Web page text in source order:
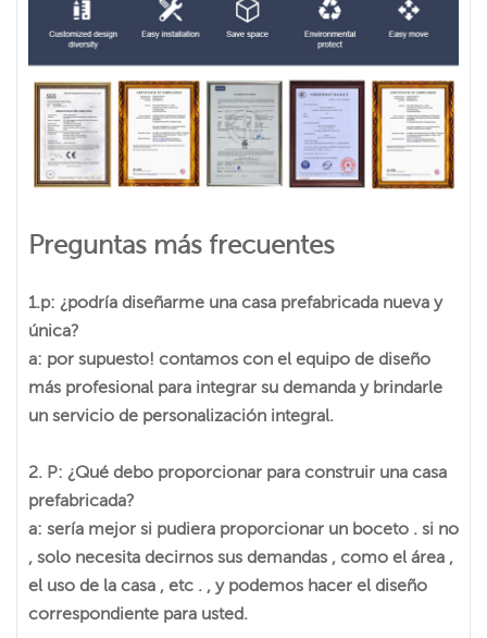
Preguntas más frecuentes
1.p: ¿podría diseñarme una casa prefabricada nueva y
única?
a: por supuesto! contamos con el equipo de diseño
más profesional para integrar su demanda y brindarle
un servicio de personalización integral.
2. P: ¿Qué debo proporcionar para construir una casa
prefabricada?
a: sería mejor si pudiera proporcionar un boceto . si no
, solo necesita decirnos sus demandas , como el área ,
el uso de la casa , etc . , y podemos hacer el diseño
correspondiente para usted.